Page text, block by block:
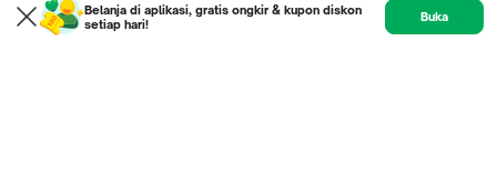
Belanja di aplikasi, gratis ongkir & kupon diskon
setiap hari!
Buka